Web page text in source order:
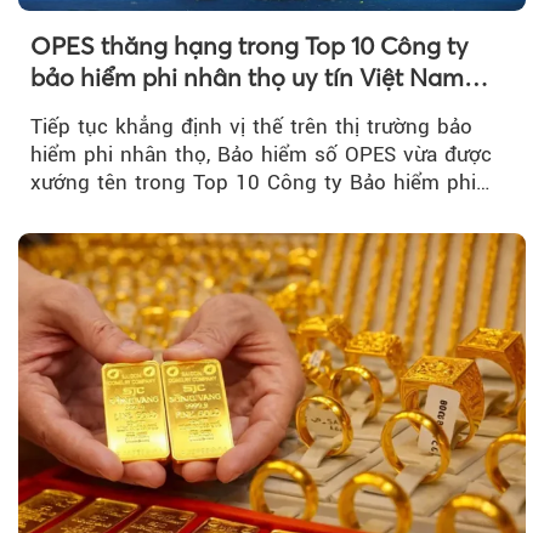
OPES thăng hạng trong Top 10 Công ty
bảo hiểm phi nhân thọ uy tín Việt Nam
2026
Tiếp tục khẳng định vị thế trên thị trường bảo
hiểm phi nhân thọ, Bảo hiểm số OPES vừa được
xướng tên trong Top 10 Công ty Bảo hiểm phi